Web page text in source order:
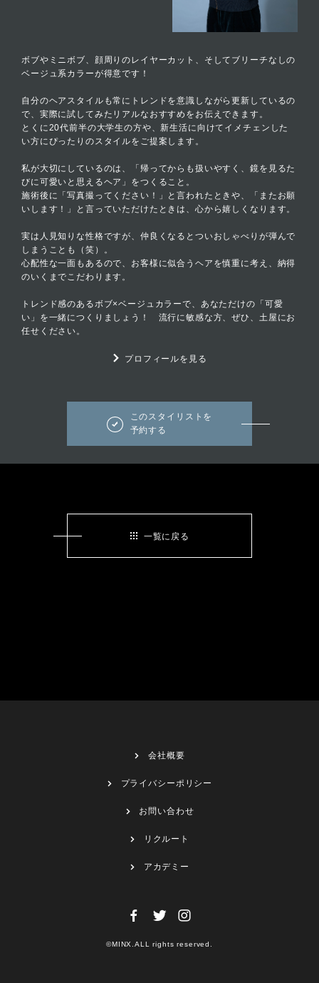
ボブやミニボブ、顔周りのレイヤーカット、そしてブリーチなしの
ベージュ系カラーが得意です！
自分のヘアスタイルも常にトレンドを意識しながら更新しているの
で、実際に試してみたリアルなおすすめをお伝えできます。
とくに20代前半の大学生の方や、新生活に向けてイメチェンした
い方にぴったりのスタイルをご提案します。
私が大切にしているのは、「帰ってからも扱いやすく、鏡を見るた
びに可愛いと思えるヘア」をつくること。
施術後に「写真撮ってください！」と言われたときや、「またお願
いします！」と言っていただけたときは、心から嬉しくなります。
実は人見知りな性格ですが、仲良くなるとついおしゃべりが弾んで
しまうことも（笑）。
心配性な一面もあるので、お客様に似合うヘアを慎重に考え、納得
のいくまでこだわります。
トレンド感のあるボブ×ベージュカラーで、あなただけの「可愛
い」を一緒につくりましょう！ 流行に敏感な方、ぜひ、土屋にお
任せください。
プロフィールを見る
このスタイリストを
予約する
一覧に戻る
会社概要
プライバシーポリシー
お問い合わせ
リクルート
アカデミー
©MINX.ALL rights reserved.